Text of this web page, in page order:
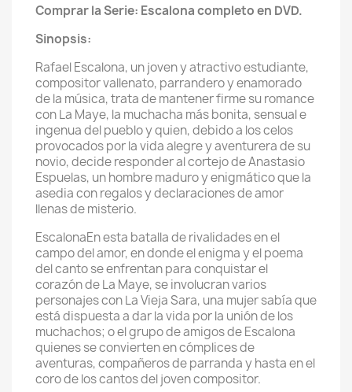
Comprar la Serie: Escalona completo en DVD.
Sinopsis:
Rafael Escalona, un joven y atractivo estudiante,
compositor vallenato, parrandero y enamorado
de la música, trata de mantener firme su romance
con La Maye, la muchacha más bonita, sensual e
ingenua del pueblo y quien, debido a los celos
provocados por la vida alegre y aventurera de su
novio, decide responder al cortejo de Anastasio
Espuelas, un hombre maduro y enigmático que la
asedia con regalos y declaraciones de amor
llenas de misterio.
EscalonaEn esta batalla de rivalidades en el
campo del amor, en donde el enigma y el poema
del canto se enfrentan para conquistar el
corazón de La Maye, se involucran varios
personajes con La Vieja Sara, una mujer sabía que
está dispuesta a dar la vida por la unión de los
muchachos; o el grupo de amigos de Escalona
quienes se convierten en cómplices de
aventuras, compañeros de parranda y hasta en el
coro de los cantos del joven compositor.